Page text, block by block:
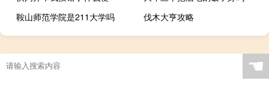
鞍山师范学院是211大学吗
伐木大亨攻略
☚